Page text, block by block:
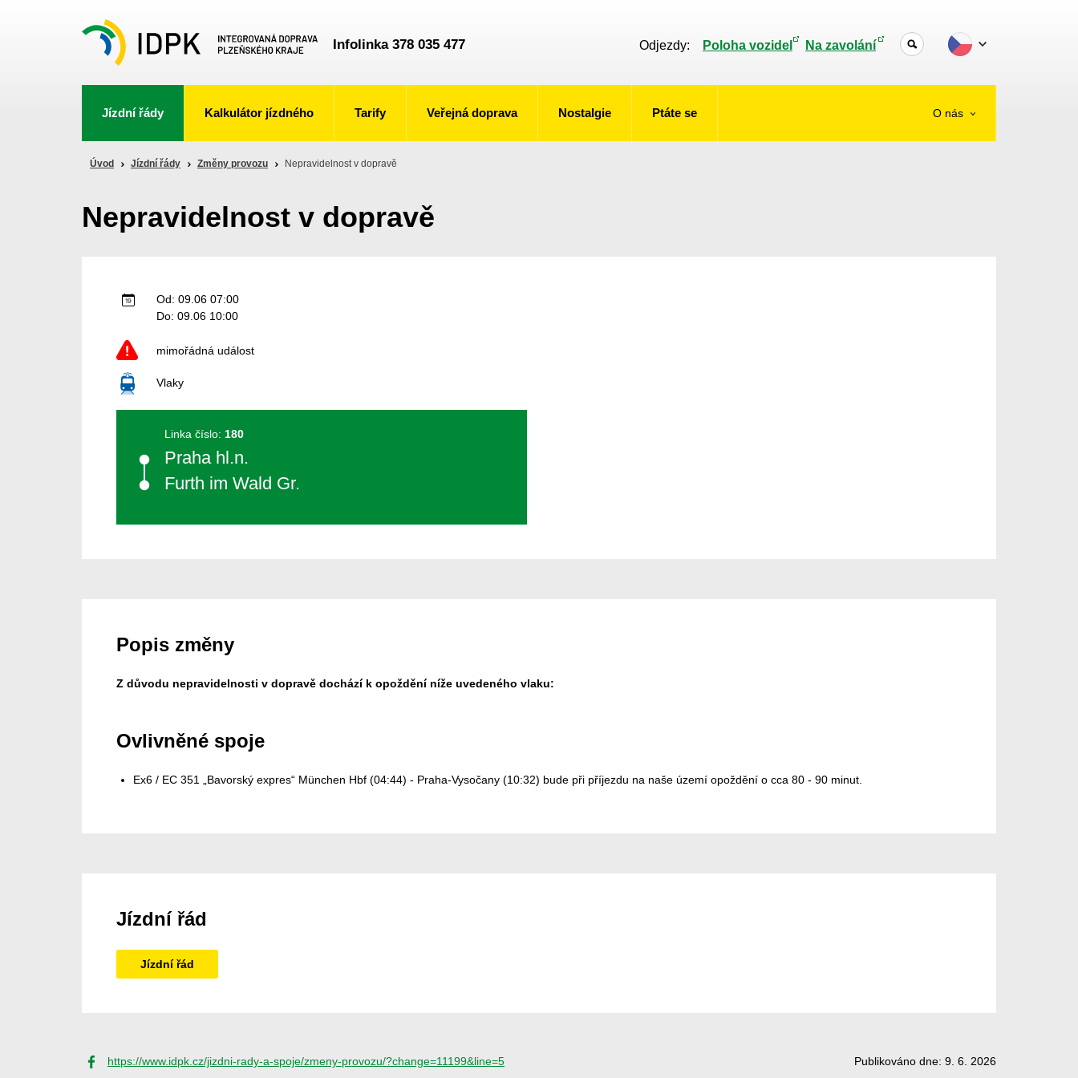
Infolinka 378 035 477 Odjezdy: Poloha vozidel Na zavolání
Jízdní řády Kalkulátor jízdného Tarify O nás
Veřejná doprava Nostalgie Ptáte se
Úvod Jízdní řády Změny provozu Nepravidelnost v dopravě
Nepravidelnost v dopravě
Od: 09.06 07:00
Do: 09.06 10:00
mimořádná událost
Vlaky
Linka číslo: 180
Praha hl.n.
Furth im Wald Gr.
Popis změny
Z důvodu nepravidelnosti v dopravě dochází k opoždění níže uvedeného vlaku:
Ovlivněné spoje
Ex6 / EC 351 „Bavorský expres“ München Hbf (04:44) - Praha-Vysočany (10:32) bude při příjezdu na naše území opoždění o cca 80 - 90 minut.
Jízdní řád
Jízdní řád
https://www.idpk.cz/jizdni-rady-a-spoje/zmeny-provozu/?change=11199&line=5 Publikováno dne: 9. 6. 2026